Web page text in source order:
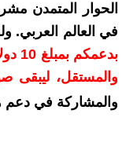
الحوار المتمدن
في العالم العربي.
والمستقل، ليبقى
والمشاركة في دعم